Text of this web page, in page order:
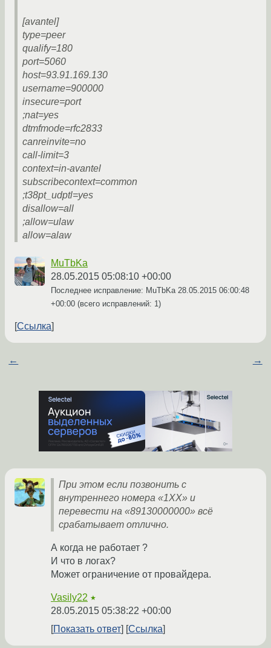
[avantel]
type=peer
qualify=180
port=5060
host=93.91.169.130
username=900000
insecure=port
;nat=yes
dtmfmode=rfc2833
canreinvite=no
call-limit=3
context=in-avantel
subscribecontext=common
;t38pt_udptl=yes
disallow=all
;allow=ulaw
allow=alaw
MuTbKa
28.05.2015 05:08:10 +00:00
Последнее исправление: MuTbKa 28.05.2015 06:00:48
+00:00 (всего исправлений: 1)
Ссылка
← →
При этом если позвонить с
внутреннего номера «1XX» и
перевести на «89130000000» всё
срабатывает отлично.
А когда не работает ?
И что в логах?
Может ограничение от провайдера.
Vasily22 ★
28.05.2015 05:38:22 +00:00
Показать ответ
Ссылка